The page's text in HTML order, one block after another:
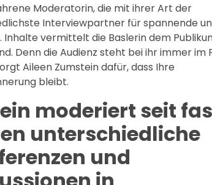
Moderatorin, die mit ihrer Art der
Interviewpartner für spannende
vermittelt die Baslerin dem
Denn die Audienz steht bei ihr immer im
Aileen Zumstein dafür, dass Ihre
bleibt.
moderiert seit
unterschiedliche
und